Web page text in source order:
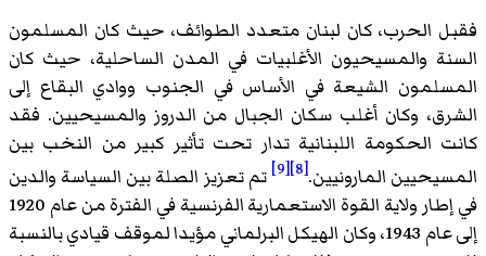
فقبل الحرب، كان لبنان متعدد الطوائف، حيث كان المسلمون
السنة والمسيحيون الأغلبيات في المدن الساحلية، حيث كان
المسلمون الشيعة في الأساس في الجنوب ووادي البقاع إلى
الشرق، وكان أغلب سكان الجبال من الدروز والمسيحيين. فقد
كانت الحكومة اللبنانية تدار تحت تأثير كبير من النخب بين
المسيحيين المارونيين.[8]
[9]
تم تعزيز الصلة بين السياسة والدين
في إطار ولاية القوة الاستعمارية الفرنسية في الفترة من عام 1920
إلى عام 1943، وكان الهيكل البرلماني مؤيدا لموقف قيادي بالنسبة